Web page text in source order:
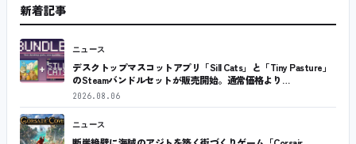
新着記事
ニュース
デスクトップマスコットアプリ「Sill Cats」と「Tiny Pasture」
のSteamバンドルセットが販売開始。通常価格より…
2026.08.06
ニュース